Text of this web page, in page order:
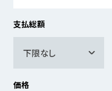
支払総額
下限なし
価格